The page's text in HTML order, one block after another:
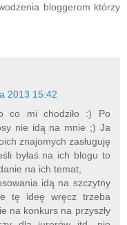
bloggerom którzy
2013 15:42
co mi chodziło :) Po
nie idą na mnie ;) Ja
znajomych zasługuję
byłaś na ich blogu to
na ich temat,
idą na szczytny
tę ideę wręcz trzeba
na konkurs na przyszły